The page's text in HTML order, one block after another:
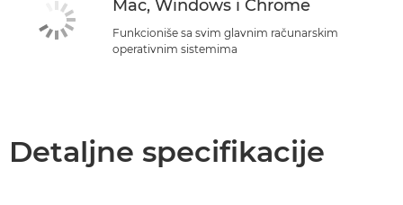
Mac, Windows i Chrome
Funkcioniše sa svim glavnim računarskim
operativnim sistemima
Detaljne specifikacije